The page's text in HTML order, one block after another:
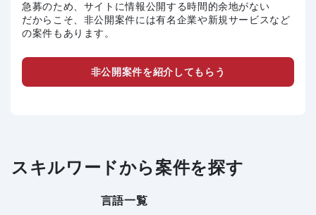
急募のため、サイトに情報公開する時間的余地がない
だからこそ、非公開案件には有名企業や新規サービスなど
の案件もあります。
非公開案件を紹介してもらう
スキルワードから案件を探す
言語一覧